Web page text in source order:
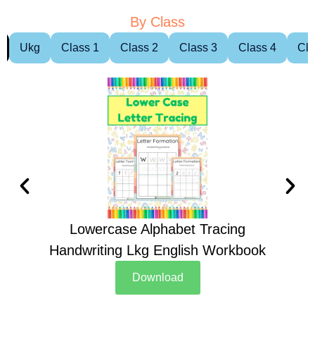
By Class
Ukg Class 1 Class 2 Class 3 Class 4
Lowercase Alphabet Tracing
Handwriting Lkg English Workbook
Download